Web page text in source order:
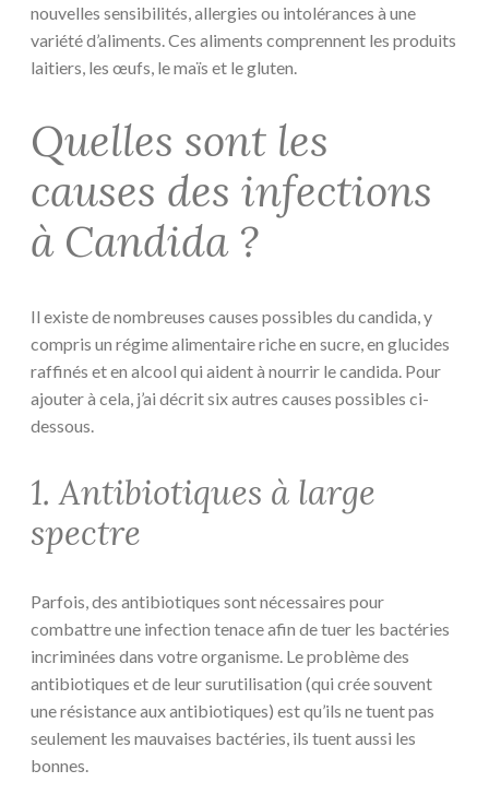
nouvelles sensibilités, allergies ou intolérances à une
variété d’aliments. Ces aliments comprennent les produits
laitiers, les œufs, le maïs et le gluten.
Quelles sont les
causes des infections
à Candida ?
Il existe de nombreuses causes possibles du candida, y
compris un régime alimentaire riche en sucre, en glucides
raffinés et en alcool qui aident à nourrir le candida. Pour
ajouter à cela, j’ai décrit six autres causes possibles ci-
dessous.
1. Antibiotiques à large
spectre
Parfois, des antibiotiques sont nécessaires pour
combattre une infection tenace afin de tuer les bactéries
incriminées dans votre organisme. Le problème des
antibiotiques et de leur surutilisation (qui crée souvent
une résistance aux antibiotiques) est qu’ils ne tuent pas
seulement les mauvaises bactéries, ils tuent aussi les
bonnes.